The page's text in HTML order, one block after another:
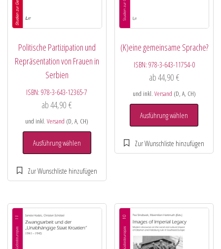
Politische Partizipation und
Repräsentation von Frauen in
Serbien
ISBN:978-3-643-12365-7
ab44,90€
und inkl.Versand (D, A, CH)
Ausführung wählen
(K)eine gemeinsame Sprache?
ISBN: 978-3-643-11754-0
ab44,90 €
und inkl. Versand (D, A, CH)
Ausführung wählen